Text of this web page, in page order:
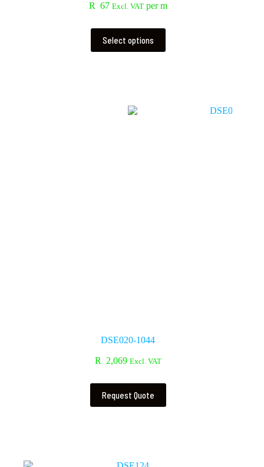
R 67 Excl. VATper m
Select options
DSE020-1044
R 2,069 Excl. VAT
Request Quote